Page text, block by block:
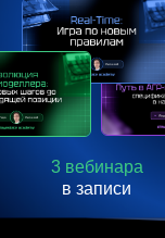
3 вебинара
в записи